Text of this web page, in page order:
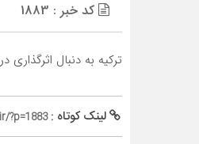
کد خبر : 1883
ترکیه به دنبال اثرگذاری
لینک کوتاه :?p=1883